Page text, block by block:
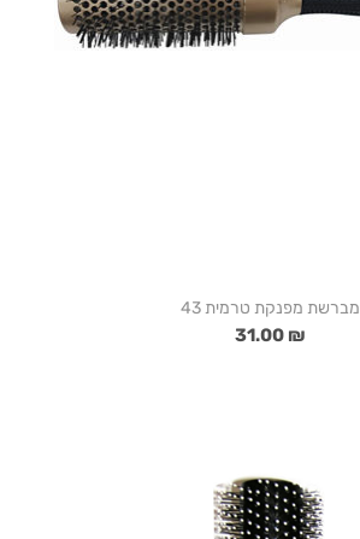
מברשת מפנקת טרמית 43
₪ 31.00